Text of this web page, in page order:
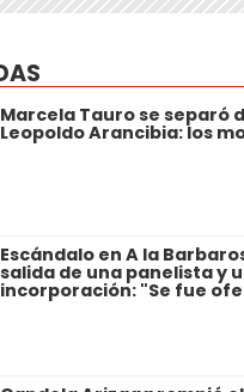
Marcela Tauro se separó
Leopoldo Arancibia: los
Escándalo en A la
salida de una panelista y
incorporación: "Se fue